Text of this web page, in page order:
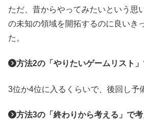
ただ、昔からやってみたいという思
の未知の領域を開拓するのに良いき
た。
方法2の「やりたいゲームリスト」
3位か4位に入るくらいで、後回し予
方法3の「終わりから考える」で考